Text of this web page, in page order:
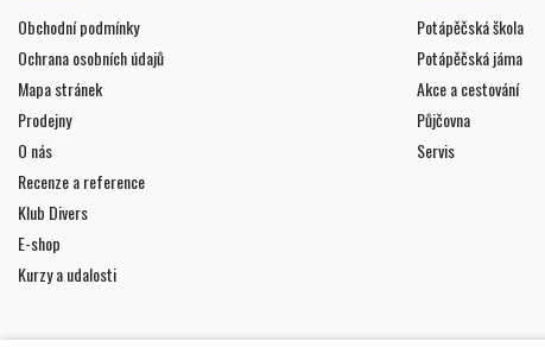
Obchodní podmínky
Ochrana osobních údajů
Mapa stránek
Prodejny
O nás
Recenze a reference
Klub Divers
E-shop
Kurzy a udalosti
Potápěčská škola
Potápěčská jáma
Akce a cestování
Půjčovna
Servis